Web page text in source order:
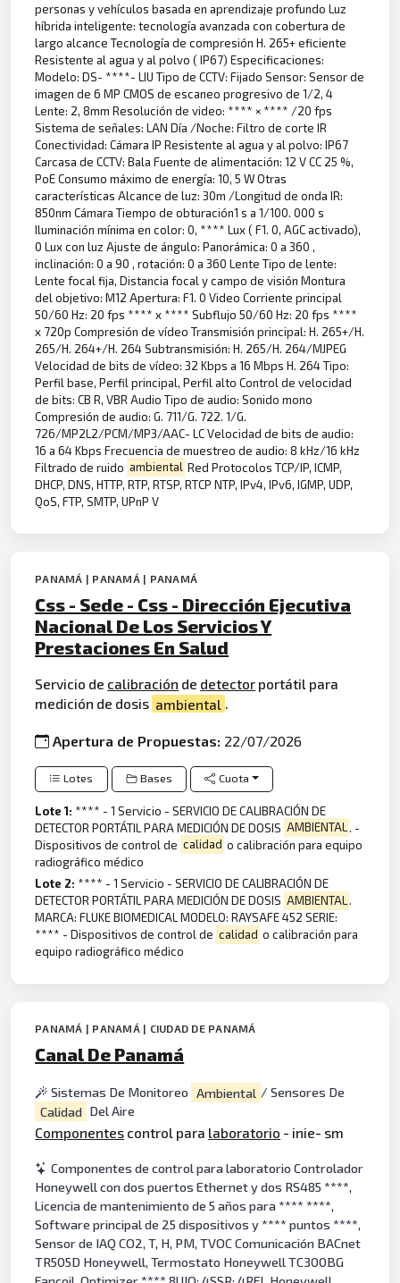
personas y vehículos basada en aprendizaje profundo Luz
híbrida inteligente: tecnología avanzada con cobertura de
largo alcance Tecnología de compresión H. 265+ eficiente
Resistente al agua y al polvo ( IP67) Especificaciones:
Modelo: DS- ****- LIU Tipo de CCTV: Fijado Sensor: Sensor de
imagen de 6 MP CMOS de escaneo progresivo de 1/2, 4
Lente: 2, 8mm Resolución de video: **** × **** /20 fps
Sistema de señales: LAN Día /Noche: Filtro de corte IR
Conectividad: Cámara IP Resistente al agua y al polvo: IP67
Carcasa de CCTV: Bala Fuente de alimentación: 12 V CC 25 %,
PoE Consumo máximo de energía: 10, 5 W Otras
características Alcance de luz: 30m /Longitud de onda IR:
850nm Cámara Tiempo de obturación1 s a 1/100. 000 s
Iluminación mínima en color: 0, **** Lux ( F1. 0, AGC activado),
0 Lux con luz Ajuste de ángulo: Panorámica: 0 a 360 ,
inclinación: 0 a 90 , rotación: 0 a 360 Lente Tipo de lente:
Lente focal fija, Distancia focal y campo de visión Montura
del objetivo: M12 Apertura: F1. 0 Video Corriente principal
50/60 Hz: 20 fps **** x **** Subflujo 50/60 Hz: 20 fps ****
x 720p Compresión de vídeo Transmisión principal: H. 265+/H.
265/H. 264+/H. 264 Subtransmisión: H. 265/H. 264/MJPEG
Velocidad de bits de vídeo: 32 Kbps a 16 Mbps H. 264 Tipo:
Perfil base, Perfil principal, Perfil alto Control de velocidad
de bits: CB R, VBR Audio Tipo de audio: Sonido mono
Compresión de audio: G. 711/G. 722. 1/G.
726/MP2L2/PCM/MP3/AAC- LC Velocidad de bits de audio:
16 a 64 Kbps Frecuencia de muestreo de audio: 8 kHz/16 kHz
Filtrado de ruido ambiental Red Protocolos TCP/IP, ICMP,
DHCP, DNS, HTTP, RTP, RTSP, RTCP NTP, IPv4, IPv6, IGMP, UDP,
QoS, FTP, SMTP, UPnP V
PANAMÁ | PANAMÁ | PANAMÁ
Css - Sede - Css - Dirección Ejecutiva
Nacional De Los Servicios Y
Prestaciones En Salud
Servicio de calibración de detector portátil para
medición de dosis ambiental .
Apertura de Propuestas: 22/07/2026
Lotes Bases Cuota
Lote 1: **** - 1 Servicio - SERVICIO DE CALIBRACIÓN DE
DETECTOR PORTÁTIL PARA MEDICIÓN DE DOSIS AMBIENTAL. -
Dispositivos de control de calidad o calibración para equipo
radiográfico médico
Lote 2: **** - 1 Servicio - SERVICIO DE CALIBRACIÓN DE
DETECTOR PORTÁTIL PARA MEDICIÓN DE DOSIS AMBIENTAL .
MARCA: FLUKE BIOMEDICAL MODELO: RAYSAFE 452 SERIE:
**** - Dispositivos de control de calidad o calibración para
equipo radiográfico médico
PANAMÁ | PANAMÁ | CIUDAD DE PANAMÁ
Canal De Panamá
Sistemas De Monitoreo Ambiental / Sensores De
Calidad Del Aire
Componentes control para laboratorio - inie- sm
Componentes de control para laboratorio Controlador
Honeywell con dos puertos Ethernet y dos RS485 ****,
Licencia de mantenimiento de 5 años para **** ****,
Software principal de 25 dispositivos y **** puntos ****,
Sensor de IAQ CO2, T, H, PM, TVOC Comunicación BACnet
TR505D Honeywell, Termostato Honeywell TC300BG